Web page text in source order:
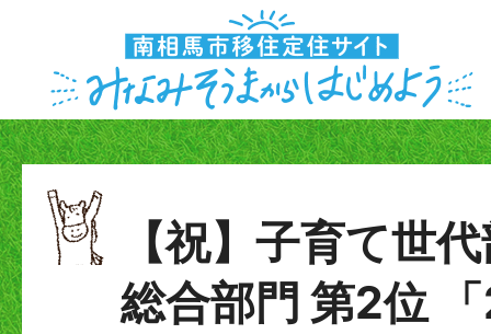
【祝】子育て世
総合部門 第2位